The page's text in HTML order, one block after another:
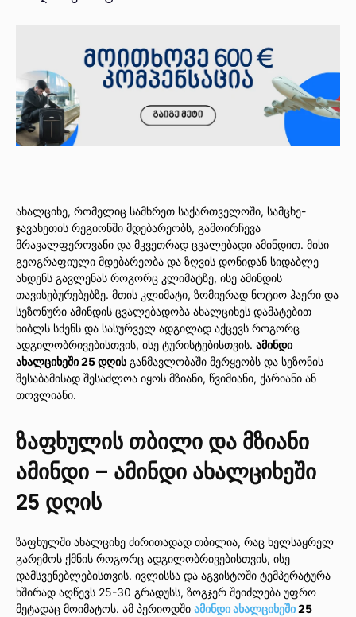
ახალციხე, რომელიც სამხრეთ საქართველოში, სამცხე-
ჯავახეთის რეგიონში მდებარეობს, გამოირჩევა
მრავალფეროვანი და მკვეთრად ცვალებადი ამინდით. მისი
გეოგრაფიული მდებარეობა და ზღვის დონიდან სიდაბლე
ახდენს გავლენას როგორც კლიმატზე, ისე ამინდის
თავისებურებებზე. მთის კლიმატი, ზომიერად ნოტიო ჰაერი და
სეზონური ამინდის ცვალებადობა ახალციხეს დამატებით
ხიბლს სძენს და სასურველ ადგილად აქცევს როგორც
ადგილობრივებისთვის, ისე ტურისტებისთვის. ამინდი
ახალციხეში 25 დღისგანმავლობაში მერყეობს და სეზონის
შესაბამისად შესაძლოა იყოს მზიანი, წვიმიანი, ქარიანი ან
თოვლიანი.
ზაფხულის თბილი და მზიანი
ამინდი – ამინდი ახალციხეში
25 დღის
ზაფხულში ახალციხე ძირითადად თბილია, რაც ხელსაყრელ
გარემოს ქმნის როგორც ადგილობრივებისთვის, ისე
დამსვენებლებისთვის. ივლისსა და აგვისტოში ტემპერატურა
ხშირად აღწევს 25-30 გრადუსს, ზოგჯერ შეიძლება უფრო
მეტადაც მოიმატოს. ამ პერიოდში ამინდი ახალციხეში25